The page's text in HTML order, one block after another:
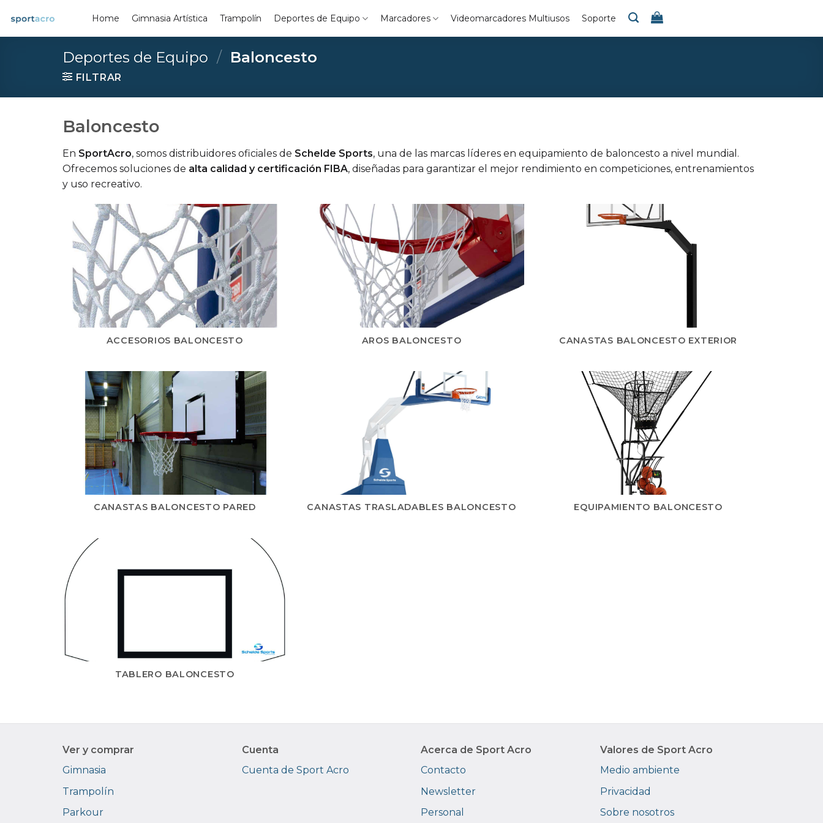
contenido
Home Gimnasia Artística Trampolín Deportes de Equipo Marcadores Videomarcadores Multiusos Soporte
Deportes de Equipo / Baloncesto
FILTRAR
Baloncesto
En SportAcro, somos distribuidores oficiales de Schelde Sports, una de las marcas líderes en equipamiento de baloncesto a nivel mundial.
Ofrecemos soluciones de alta calidad y certificación FIBA, diseñadas para garantizar el mejor rendimiento en competiciones, entrenamientos
y uso recreativo.
ACCESORIOS BALONCESTO AROS BALONCESTO CANASTAS BALONCESTO EXTERIOR
CANASTAS BALONCESTO PARED CANASTAS TRASLADABLES BALONCESTO EQUIPAMIENTO BALONCESTO
TABLERO BALONCESTO
Ver y comprar
Gimnasia
Trampolín
Parkour
Cuenta
Cuenta de Sport Acro
Acerca de Sport Acro
Contacto
Newsletter
Personal
Valores de Sport Acro
Medio ambiente
Privacidad
Sobre nosotros